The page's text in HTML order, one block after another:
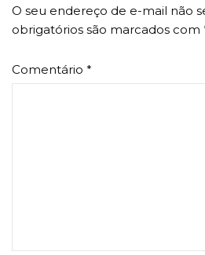
O seu endereço de e-mail não
obrigatórios são marcados com
Comentário *